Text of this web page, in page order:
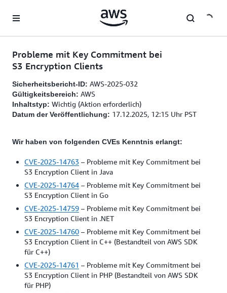
Überspringen zum Hauptinhalt
Probleme mit Key Commitment bei
S3 Encryption Clients
Sicherheitsbericht-ID: AWS-2025-032
Gültigkeitsbereich: AWS
Inhaltstyp: Wichtig (Aktion erforderlich)
Datum der Veröffentlichung: 17.12.2025, 12:15 Uhr PST
Wir haben von folgenden CVEs Kenntnis erlangt:
CVE-2025-14763 – Probleme mit Key Commitment bei
S3 Encryption Client in Java
CVE-2025-14764 – Probleme mit Key Commitment bei
S3 Encryption Client in Go
CVE-2025-14759 – Probleme mit Key Commitment bei
S3 Encryption Client in .NET
CVE-2025-14760 – Probleme mit Key Commitment bei
S3 Encryption Client in C++ (Bestandteil von AWS SDK
für C++)
CVE-2025-14761 – Probleme mit Key Commitment bei
S3 Encryption Client in PHP (Bestandteil von AWS SDK
für PHP)